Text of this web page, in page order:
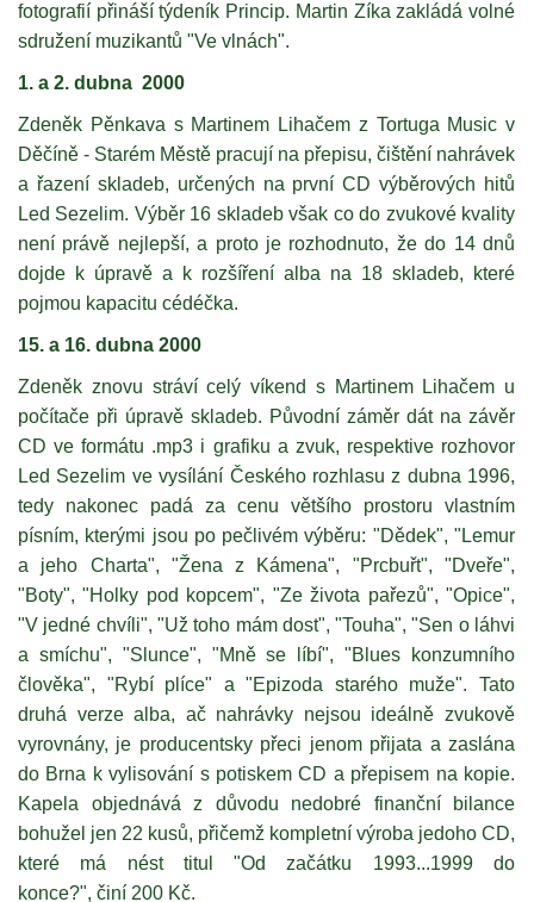
fotografií přináší týdeník Princip. Martin Zíka zakládá volné
sdružení muzikantů "Ve vlnách".
1. a 2. dubna 2000
Zdeněk Pěnkava s Martinem Lihačem z Tortuga Music v
Děčíně - Starém Městě pracují na přepisu, čištění nahrávek
a řazení skladeb, určených na první CD výběrových hitů
Led Sezelim. Výběr 16 skladeb však co do zvukové kvality
není právě nejlepší, a proto je rozhodnuto, že do 14 dnů
dojde k úpravě a k rozšíření alba na 18 skladeb, které
pojmou kapacitu cédéčka.
15. a 16. dubna 2000
Zdeněk znovu stráví celý víkend s Martinem Lihačem u
počítače při úpravě skladeb. Původní záměr dát na závěr
CD ve formátu .mp3 i grafiku a zvuk, respektive rozhovor
Led Sezelim ve vysílání Českého rozhlasu z dubna 1996,
tedy nakonec padá za cenu většího prostoru vlastním
písním, kterými jsou po pečlivém výběru: "Dědek", "Lemur
a jeho Charta", "Žena z Kámena", "Prcbuřt", "Dveře",
"Boty", "Holky pod kopcem", "Ze života pařezů", "Opice",
"V jedné chvíli", "Už toho mám dost", "Touha", "Sen o láhvi
a smíchu", "Slunce", "Mně se líbí", "Blues konzumního
člověka", "Rybí plíce" a "Epizoda starého muže". Tato
druhá verze alba, ač nahrávky nejsou ideálně zvukově
vyrovnány, je producentsky přeci jenom přijata a zaslána
do Brna k vylisování s potiskem CD a přepisem na kopie.
Kapela objednává z důvodu nedobré finanční bilance
bohužel jen 22 kusů, přičemž kompletní výroba jedoho CD,
které má nést titul "Od začátku 1993...1999 do
konce?", činí 200 Kč.